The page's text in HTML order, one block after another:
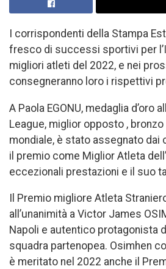
I corrispondenti della Stampa
fresco di successi sportivi per
migliori atleti del 2022, e nei
consegneranno loro i rispettivi
A Paola EGONU, medaglia d’oro
League, miglior opposto ,
mondiale, è stato assegnato
il premio come Miglior Atleta
eccezionali prestazioni e il suo
Il Premio migliore Atleta
all’unanimità a Victor James
Napoli e autentico protagonista
squadra partenopea. Osimhen
è meritato nel 2022 anche il